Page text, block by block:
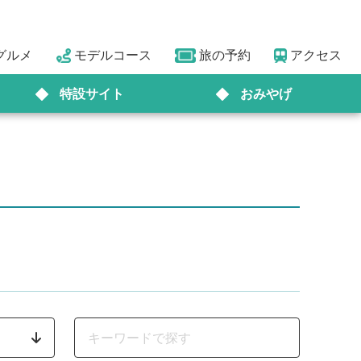
ルメ モデルコース 旅の予約 アクセス
特設サイト おみやげ